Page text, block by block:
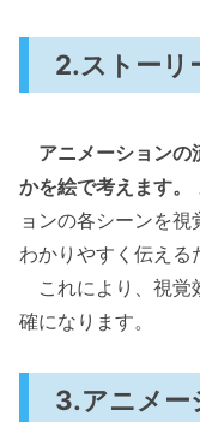
2.ストーリ
アニメーションの
かを絵で考えます。
ョンの各シーンを
わかりやすく伝える
これにより、視覚
確になります。
3.アニメー